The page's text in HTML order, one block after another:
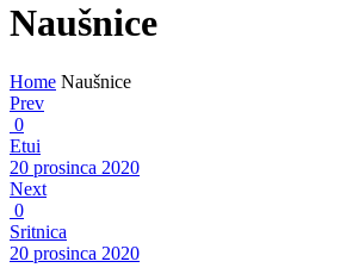
Naušnice
Home Naušnice
Prev
0
Etui
20 prosinca 2020
Next
0
Sritnica
20 prosinca 2020